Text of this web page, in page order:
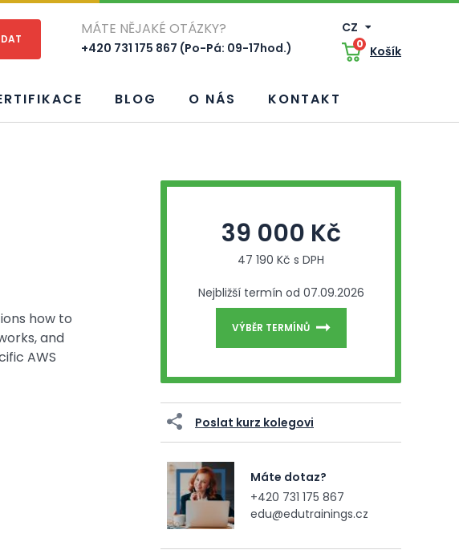
MÁTE NĚJAKÉ OTÁZKY?
+420 731 175 867 (Po-Pá: 09-17hod.)
CZ
0 Košík
BLOG O NÁS KONTAKT
how to
and
AWS
39 000 Kč
47 190 Kč s DPH
Nejbližší termín od 07.09.2026
VÝBĚR TERMÍNŮ
Poslat kurz kolegovi
Máte dotaz?
+420 731 175 867
edu@edutrainings.cz